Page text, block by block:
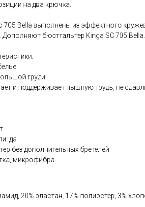
на два крючка.
705 Bella выполнены из эффектного
бюстгальтер Kinga SC 705 Bella.
груди
и поддерживает пышную грудь, не
да
без дополнительных бретелей
микрофибра
20% эластан, 17% полиэстер, 3%